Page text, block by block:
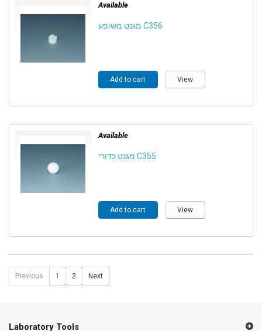
Available
מגנט משופע C356
Add to cart View
Available
מגנט כדורי C355
Add to cart View
Previous 1 2 Next
Laboratory Tools